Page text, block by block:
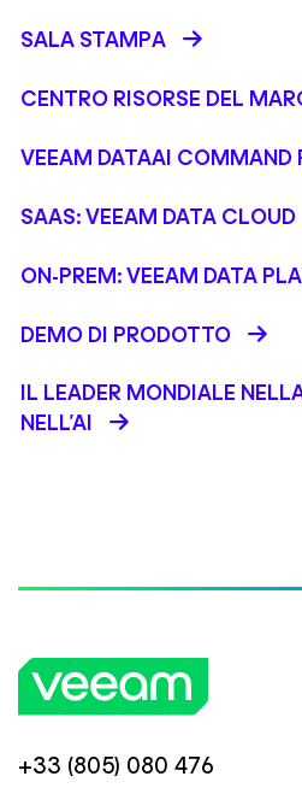
SALA STAMPA
CENTRO RISORSE DEL
VEEAM DATAAI COMMAND
SAAS: VEEAM DATA CLOUD
ON-PREM: VEEAM DATA
DEMO DI PRODOTTO
IL LEADER MONDIALE
NELL’AI
+33 (805) 080 476